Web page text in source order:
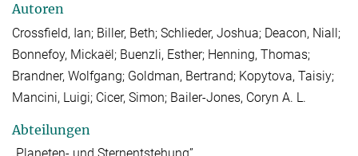
Autoren
Crossfield, Ian; Biller, Beth; Schlieder, Joshua; Deacon, Niall;
Bonnefoy, Mickaël; Buenzli, Esther; Henning, Thomas;
Brandner, Wolfgang; Goldman, Bertrand; Kopytova, Taisiy;
Mancini, Luigi; Cicer, Simon; Bailer-Jones, Coryn A. L.
Abteilungen